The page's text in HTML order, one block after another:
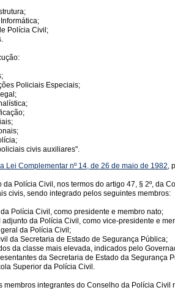
Polícia Civil;
Policiais Especiais;
civis auxiliares".
Lei Complementar nº 14, de 26 de maio de 1982,
da Polícia Civil, nos termos do artigo 47, § 2º, da
civis, sendo integrado pelos seguintes membros:
Polícia Civil, como presidente e membro nato;
da Polícia Civil, como vice-presidente e
da Polícia Civil;
da Secretaria de Estado de Segurança Pública;
da classe mais elevada, indicados pelo
da Secretaria de Estado da
Superior da Polícia Civil.
membros integrantes do Conselho da Polícia